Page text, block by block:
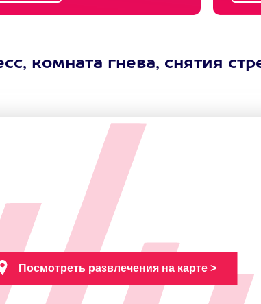
комната гнева, снятия